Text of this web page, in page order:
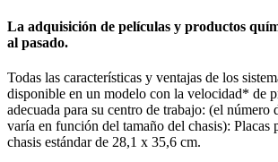
La adquisición de películas y productos
al pasado.
Todas las características y ventajas de los
disponible en un modelo con la velocidad* de
adecuada para su centro de trabajo: (el número
varía en función del tamaño del chasis): Placas
chasis estándar de 28,1 x 35,6 cm.